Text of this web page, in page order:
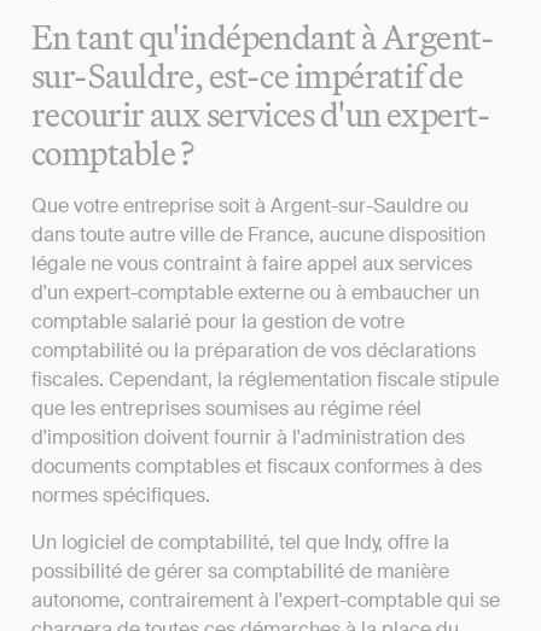
En tant qu'indépendant à Argent-
sur-Sauldre, est-ce impératif de
recourir aux services d'un expert-
comptable ?
Que votre entreprise soit à Argent-sur-Sauldre ou
dans toute autre ville de France, aucune disposition
légale ne vous contraint à faire appel aux services
d'un expert-comptable externe ou à embaucher un
comptable salarié pour la gestion de votre
comptabilité ou la préparation de vos déclarations
fiscales. Cependant, la réglementation fiscale stipule
que les entreprises soumises au régime réel
d'imposition doivent fournir à l'administration des
documents comptables et fiscaux conformes à des
normes spécifiques.
Un logiciel de comptabilité, tel que Indy, offre la
possibilité de gérer sa comptabilité de manière
autonome, contrairement à l'expert-comptable qui se